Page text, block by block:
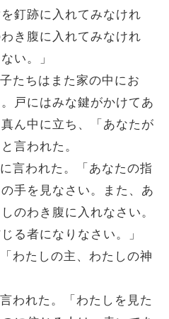
釘跡に入れてみなけれ
き腹に入れてみなけれ
い。」
たちはまた家の中にお
戸にはみな鍵がかけてあ
ん中に立ち、「あなたが
言われた。
言われた。「あなたの指
手を見なさい。また、あ
のわき腹に入れなさい。
る者になりなさい。」
わたしの主、わたしの神
われた。「わたしを見た